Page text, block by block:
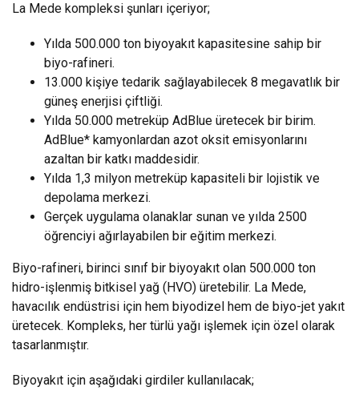
La Mede kompleksi şunları içeriyor;
Yılda 500.000 ton biyoyakıt kapasitesine sahip bir
biyo-rafineri.
13.000 kişiye tedarik sağlayabilecek 8 megavatlık bir
güneş enerjisi çiftliği.
Yılda 50.000 metreküp AdBlue üretecek bir birim.
AdBlue* kamyonlardan azot oksit emisyonlarını
azaltan bir katkı maddesidir.
Yılda 1,3 milyon metreküp kapasiteli bir lojistik ve
depolama merkezi.
Gerçek uygulama olanaklar sunan ve yılda 2500
öğrenciyi ağırlayabilen bir eğitim merkezi.
Biyo-rafineri, birinci sınıf bir biyoyakıt olan 500.000 ton
hidro-işlenmiş bitkisel yağ (HVO) üretebilir. La Mede,
havacılık endüstrisi için hem biyodizel hem de biyo-jet yakıt
üretecek. Kompleks, her türlü yağı işlemek için özel olarak
tasarlanmıştır.
Biyoyakıt için aşağıdaki girdiler kullanılacak;